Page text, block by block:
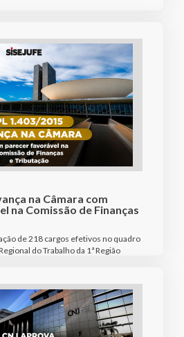
na Câmara com
na Comissão de Finanças
de 218 cargos efetivos no quadro
do Trabalho da 1ª Região